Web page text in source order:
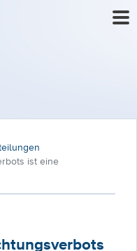
ist eine